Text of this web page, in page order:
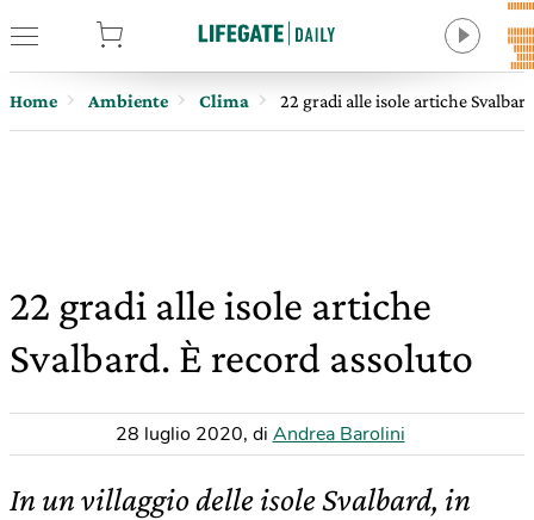
Home Ambiente Clima 22 gradi alle isole artiche
22 gradi alle isole artiche
Svalbard. È record assoluto
28 luglio 2020, di Andrea Barolini
In un villaggio delle isole Svalbard, in